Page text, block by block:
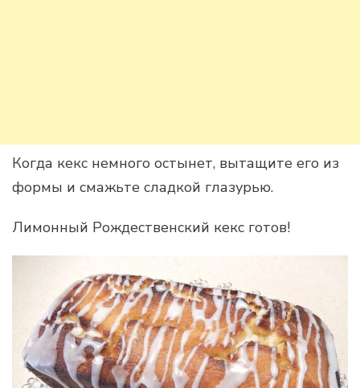
Когда кекс немного остынет, вытащите его из
формы и смажьте сладкой глазурью.
Лимонный Рождественский кекс готов!